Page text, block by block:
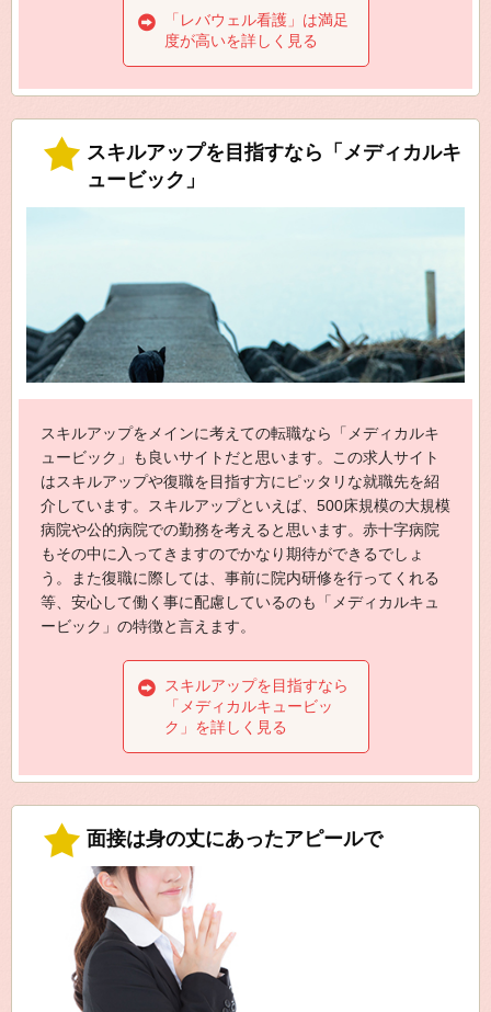
「レバウェル看護」は満足
度が高いを詳しく見る
スキルアップを目指すなら「メディカルキ
ュービック」
スキルアップをメインに考えての転職なら「メディカルキ
ュービック」も良いサイトだと思います。この求人サイト
はスキルアップや復職を目指す方にピッタリな就職先を紹
介しています。スキルアップといえば、500床規模の大規模
病院や公的病院での勤務を考えると思います。赤十字病院
もその中に入ってきますのでかなり期待ができるでしょ
う。また復職に際しては、事前に院内研修を行ってくれる
等、安心して働く事に配慮しているのも「メディカルキュ
ービック」の特徴と言えます。
スキルアップを目指すなら
「メディカルキュービッ
ク」を詳しく見る
面接は身の丈にあったアピールで